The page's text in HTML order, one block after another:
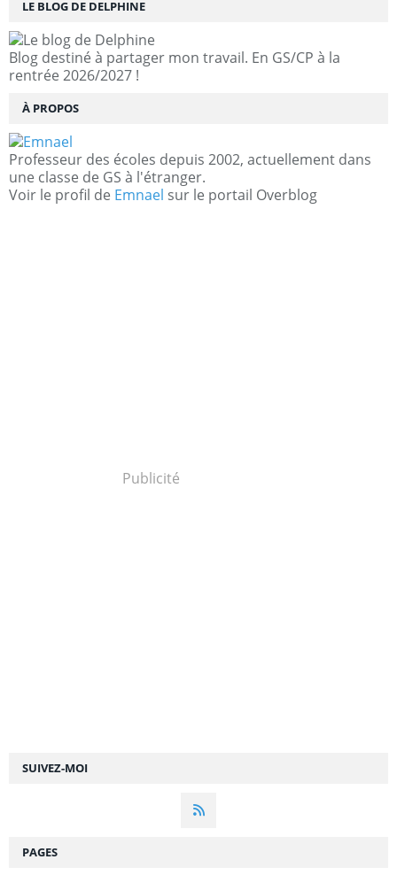
SUIVEZ-MOI
LE BLOG DE DELPHINE
Blog destiné à partager mon travail. En GS/CP à la
rentrée 2026/2027 !
À PROPOS
Professeur des écoles depuis 2002, actuellement dans
une classe de GS à l'étranger.
Voir le profil de Emnael sur le portail Overblog
Publicité
PAGES